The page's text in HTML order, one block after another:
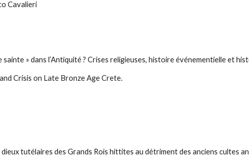
Cavalieri
» dans l’Antiquité ? Crises religieuses, histoire événementielle et
Crisis on Late Bronze Age Crete.
dieux tutélaires des Grands Rois hittites au détriment des anciens cultes